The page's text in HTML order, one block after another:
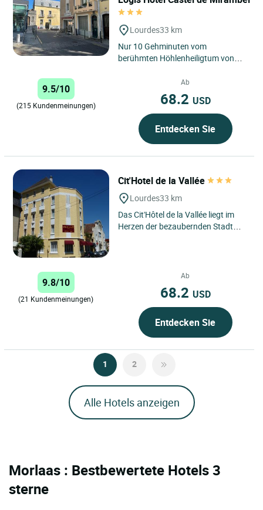
Lourdes33 km
Nur 10 Gehminuten vom
berühmten Höhlenheiligtum von
Hôtel Castel de Mirambel eine...
9.5/10
(215 Kundenmeinungen)
Ab
68.2 USD
Entdecken Sie
Cit'Hotel de la Vallée
Lourdes33 km
Das Cit'Hôtel de la Vallée liegt im
Herzen der bezaubernden Stadt
9.8/10
(21 Kundenmeinungen)
Ab
68.2 USD
Entdecken Sie
1 2
Alle Hotels anzeigen
Morlaas : Bestbewertete Hotels 3
sterne